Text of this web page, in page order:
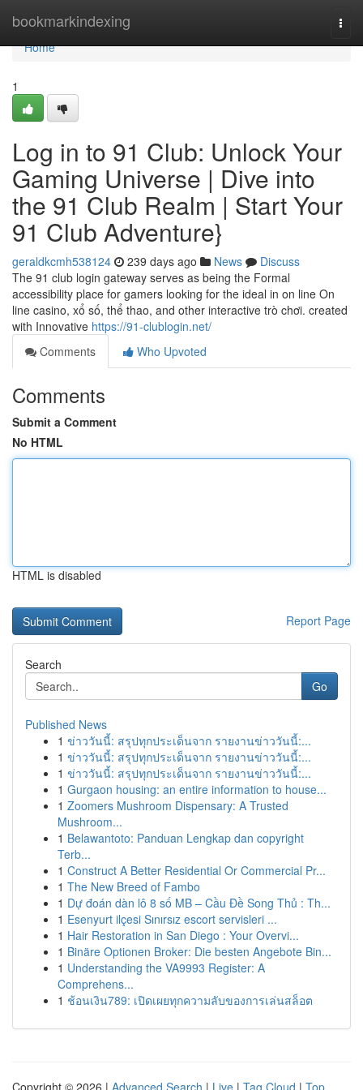
bookmarkindexing
Home
Home
1
Log in to 91 Club: Unlock Your
Gaming Universe | Dive into
the 91 Club Realm | Start Your
91 Club Adventure}
geraldkcmh538124 239 days ago News
Discuss
The 91 club login gateway serves as being the Formal
accessibility place for gamers looking for the ideal in on line On
line casino, xổ số, thể thao, and other interactive trò chơi. created
with Innovative https://91-clublogin.net/
Comments
Who Upvoted
Comments
Submit a Comment
No HTML
HTML is disabled
Report Page
Search
Go
Published News
1 ข่าววันนี้: สรุปทุกประเด็นจาก รายงานข่าววันนี้:...
1 ข่าววันนี้: สรุปทุกประเด็นจาก รายงานข่าววันนี้:...
1 ข่าววันนี้: สรุปทุกประเด็นจาก รายงานข่าววันนี้:...
1 Gurgaon housing: an entire information to house...
1 Zoomers Mushroom Dispensary: A Trusted
Mushroom...
1 Belawantoto: Panduan Lengkap dan copyright
Terb...
1 Construct A Better Residential Or Commercial Pr...
1 The New Breed of Fambo
1 Dự đoán dàn lô 8 số MB – Cầu Đề Song Thủ : Th...
1 Esenyurt ilçesi Sınırsız escort servisleri ...
1 Hair Restoration in San Diego : Your Overvi...
1 Binäre Optionen Broker: Die besten Angebote Bin...
1 Understanding the VA9993 Register: A
Comprehens...
1 ช้อนเงิน789: เปิดเผยทุกความลับของการเล่นสล็อต
Copyright © 2026 | Advanced Search | Live | Tag Cloud | Top